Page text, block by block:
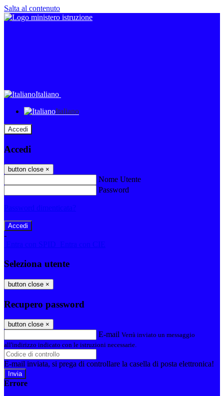
Salta al contenuto
Italiano
Italiano
Accedi
Accedi
button close ×
Nome Utente
Password
Password dimenticata?
-
Entra con SPID
Entra con CIE
Seleziona utente
button close ×
Recupero password
button close ×
E-mail Verrà inviato un messaggio
all'indirizzo indicato con le istruzioni necessarie.
E-mail inviata, si prega di controllare la casella di posta elettronica!
Errore